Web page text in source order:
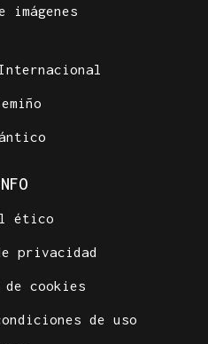
imágenes
ético
privacidad
cookies
de uso